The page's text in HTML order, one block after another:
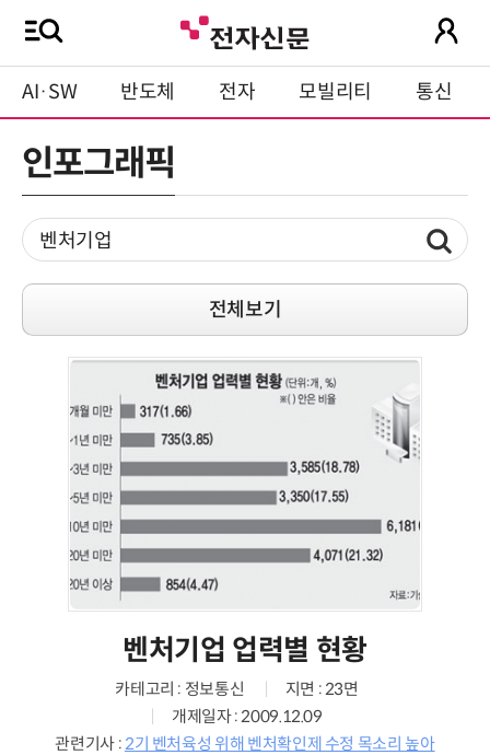
AI·SW 반도체 전자 모빌리티 통신
인포그래픽
전체보기
벤처기업 업력별 현황
카테고리 : 정보통신
지면 : 23면
개제일자 : 2009.12.09
관련기사 :2기 벤처육성 위해 벤처확인제 수정 목소리 높아